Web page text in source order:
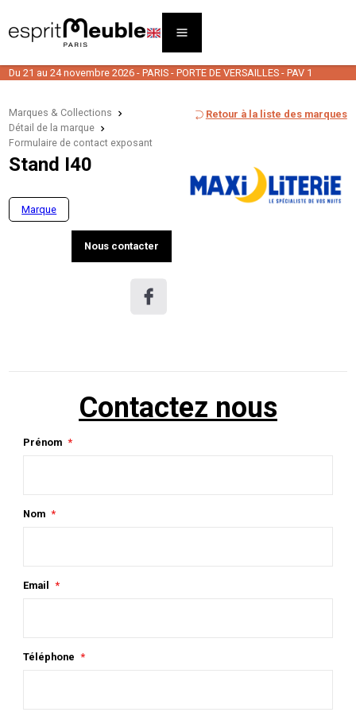
Du 21 au 24 novembre 2026 - PARIS - PORTE DE VERSAILLES - PAV 1
Marques & Collections
Détail de la marque
Formulaire de contact exposant
Retour à la liste des marques
Stand I40
Marque
Nous contacter
Contactez nous
Prénom
Nom
Email
Téléphone